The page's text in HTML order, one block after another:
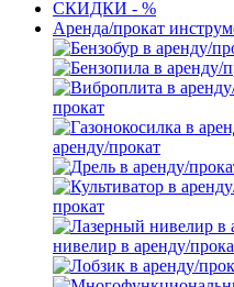
СКИДКИ - %
Аренда/прокат
прокат
аренду/прокат
прокат
нивелир в аренду/